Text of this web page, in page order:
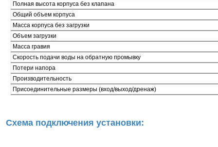
Полная высота корпуса без клапана
Общий объем корпуса
Масса корпуса без загрузки
Объем загрузки
Масса гравия
Скорость подачи воды на обратную промывку
Потери напора
Производительность
Присоединительные размеры (вход/выход/дренаж)
Схема подключения установки: